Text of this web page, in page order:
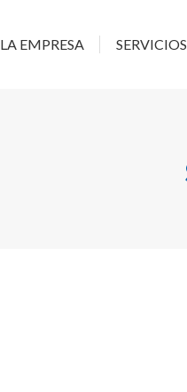
LA EMPRESA SERVICIOS
LA EMPRESA